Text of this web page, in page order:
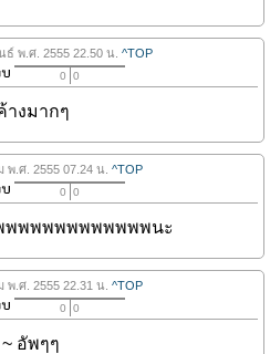
ธ์ พ.ศ. 2555 22.50 น. ^TOP
0 0
างมากๆ
พ.ศ. 2555 07.24 น. ^TOP
0 0
พพพพพพพพพพพพนะ
พ.ศ. 2555 22.31 น. ^TOP
0 0
อัพๆๆ